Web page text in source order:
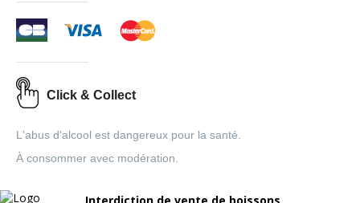
Click & Collect
L'abus d'alcool est dangereux pour la santé.
À consommer avec modération.